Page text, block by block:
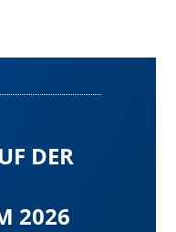
DER
2026